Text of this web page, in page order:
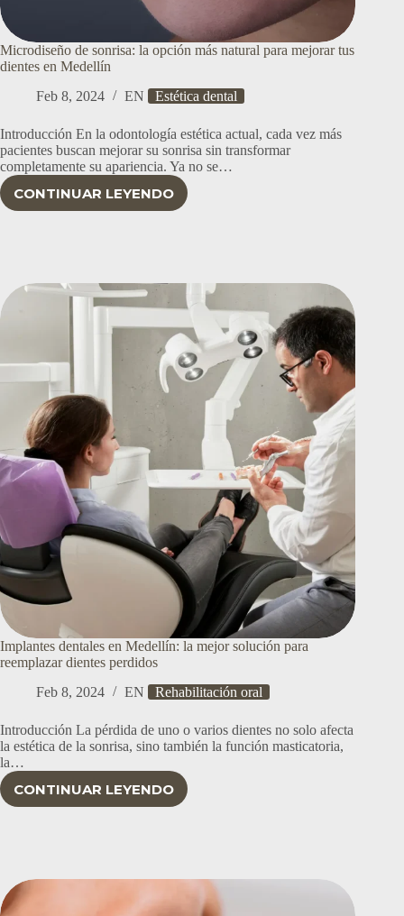
Microdiseño de sonrisa: la opción más natural para mejorar tus
dientes en Medellín
Feb 8, 2024
EN Estética dental
Introducción En la odontología estética actual, cada vez más
pacientes buscan mejorar su sonrisa sin transformar
completamente su apariencia. Ya no se…
CONTINUAR LEYENDO
MICRODISEÑO
MÁS
NATURAL
MEJORAR
DIENTES
MEDELLÍN
Implantes dentales en Medellín: la mejor solución para
reemplazar dientes perdidos
Feb 8, 2024
EN Rehabilitación oral
Introducción La pérdida de uno o varios dientes no solo afecta
la estética de la sonrisa, sino también la función masticatoria,
la…
CONTINUAR LEYENDO
IMPLANTES
MEJOR
SOLUCIÓN